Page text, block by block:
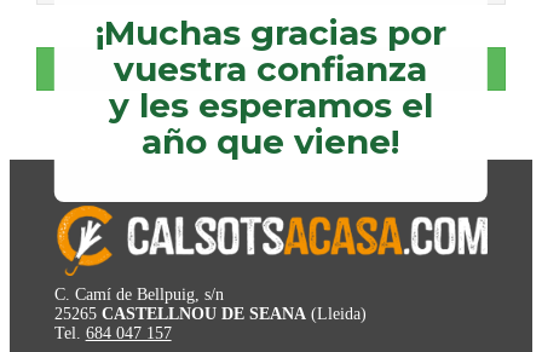
¡Muchas gracias por
vuestra confianza
y les esperamos el
año que viene!
Crear
C. Camí de Bellpuig, s/n
25265 CASTELLNOU DE SEANA (Lleida)
Tel. 684 047 157